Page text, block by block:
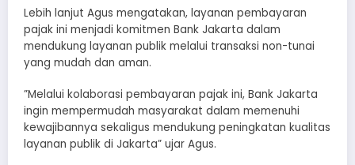
Lebih lanjut Agus mengatakan, layanan pembayaran
pajak ini menjadi komitmen Bank Jakarta dalam
mendukung layanan publik melalui transaksi non-tunai
yang mudah dan aman.
”Melalui kolaborasi pembayaran pajak ini, Bank Jakarta
ingin mempermudah masyarakat dalam memenuhi
kewajibannya sekaligus mendukung peningkatan kualitas
layanan publik di Jakarta” ujar Agus.